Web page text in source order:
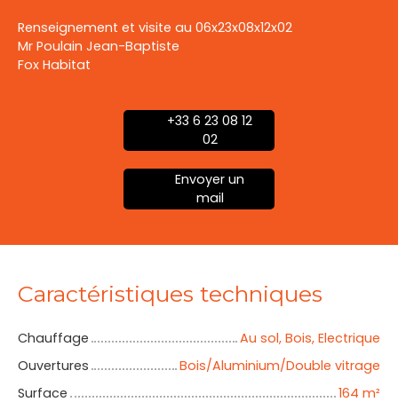
Renseignement et visite au 06x23x08x12x02
Mr Poulain Jean-Baptiste
Fox Habitat
+33 6 23 08 12
02
Envoyer un
mail
Caractéristiques techniques
Chauffage
Au sol, Bois, Electrique
Ouvertures
Bois/Aluminium/Double vitrage
Surface
164 m²